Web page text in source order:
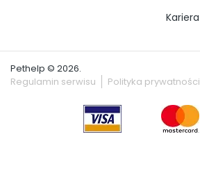
Kariera
Pethelp © 2026.
Regulamin serwisu
Polityka prywatności